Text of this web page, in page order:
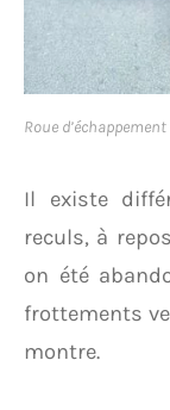
Roue
Il existe
reculs, à
on été
frottements
montre.